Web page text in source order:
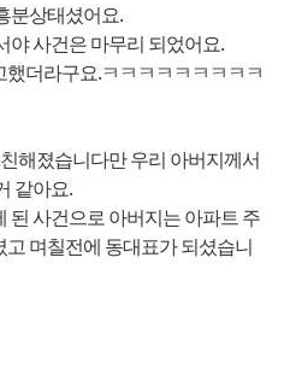
분상태셨어요.
야 사건은 마무리 되었어요.
더라구요.ㅋㅋㅋㅋㅋㅋㅋㅋㅋ
해졌습니다만 우리 아버지께서
같아요.
된 사건으로 아버지는 아파트 주
며칠전에 동대표가 되셨습니